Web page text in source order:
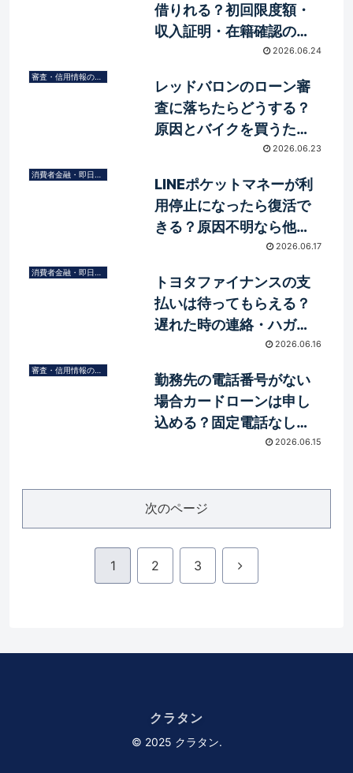
借りれる？初回限度額・
収入証明・在籍確認の目
2026.06.24
審査・信用情報の基礎知識
レッドバロンのローン審
査に落ちたらどうする？
原因とバイクを買うため
2026.06.23
消費者金融・即日融資
LINEポケットマネーが利
用停止になったら復活で
きる？原因不明なら他社
借入も検討しよう
2026.06.17
消費者金融・即日融資
トヨタファイナンスの支
払いは待ってもらえる？
遅れた時の連絡・ハガ
キ・車引き上げと今月分
2026.06.16
審査・信用情報の基礎知識
勤務先の電話番号がない
場合カードローンは申し
込める？固定電話なし・
社用携帯の在籍確認対策
2026.06.15
次のページ
1 2 3 次
クラタン
© 2025 クラタン.